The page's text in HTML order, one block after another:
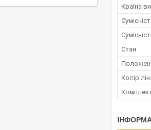
Країна
Стан
Колір